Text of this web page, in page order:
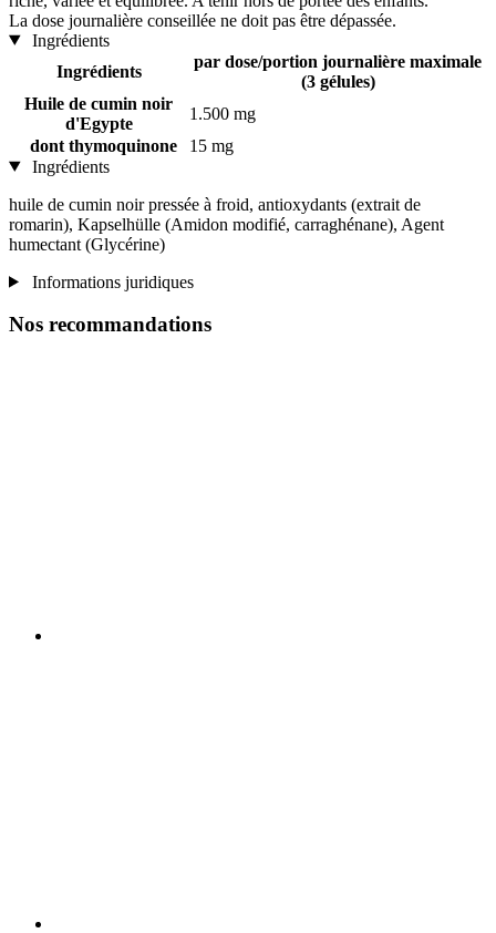
La dose journalière conseillée ne doit pas être dépassée.
Ingrédients
Ingrédients
par dose/portion journalière maximale
(3 gélules)
Huile de cumin noir
d'Egypte
1.500 mg
dont thymoquinone
15 mg
Ingrédients
huile de cumin noir pressée à froid, antioxydants (extrait de
romarin), Kapselhülle (Amidon modifié, carraghénane), Agent
humectant (Glycérine)
Informations juridiques
Nos recommandations